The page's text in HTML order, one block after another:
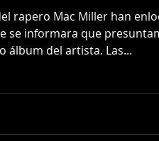
rapero Mac Miller han
se informara que
álbum del artista. Las...